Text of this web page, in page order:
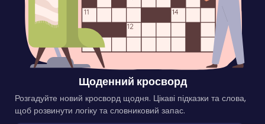
Щоденний кросворд
Розгадуйте новий кросворд щодня. Цікаві підказки та слова,
щоб розвинути логіку та словниковий запас.